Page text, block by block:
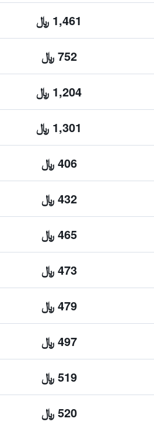
1,461 ﷼
752 ﷼
1,204 ﷼
1,301 ﷼
406 ﷼
432 ﷼
465 ﷼
473 ﷼
479 ﷼
497 ﷼
519 ﷼
520 ﷼